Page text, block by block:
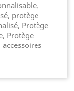
protège
Protège
Protège